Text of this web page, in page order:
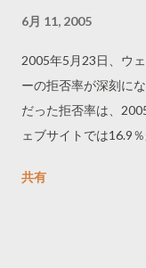
6月 11, 2005
2005年5月23日、ウ
ーの拒否率が深刻に
だった拒否率は、
ェブサイトでは16.9
で、ファーストパー
共有